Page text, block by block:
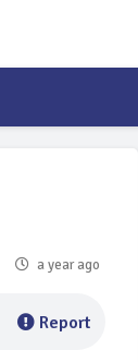
a year ago
Report